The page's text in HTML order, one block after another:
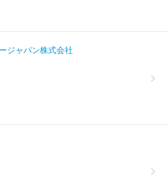
フ社
株式会社日刊自動車新聞社
株式会社日本
産業経済新聞社
株式会社日刊工業新聞社
株式
聞社
ビング新聞社 四国新聞販売株式会社
株
士ニュース社
福山制作センター
ジャパン株式会社